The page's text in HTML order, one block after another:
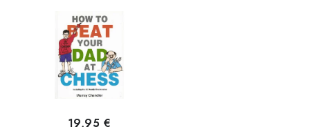
19,95 €